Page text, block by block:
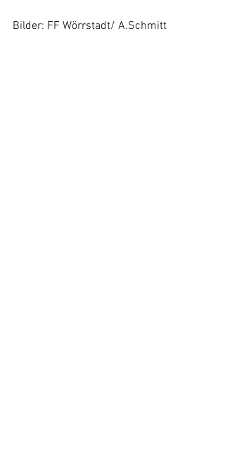
Bilder: FF Wörrstadt/ A.Schmitt